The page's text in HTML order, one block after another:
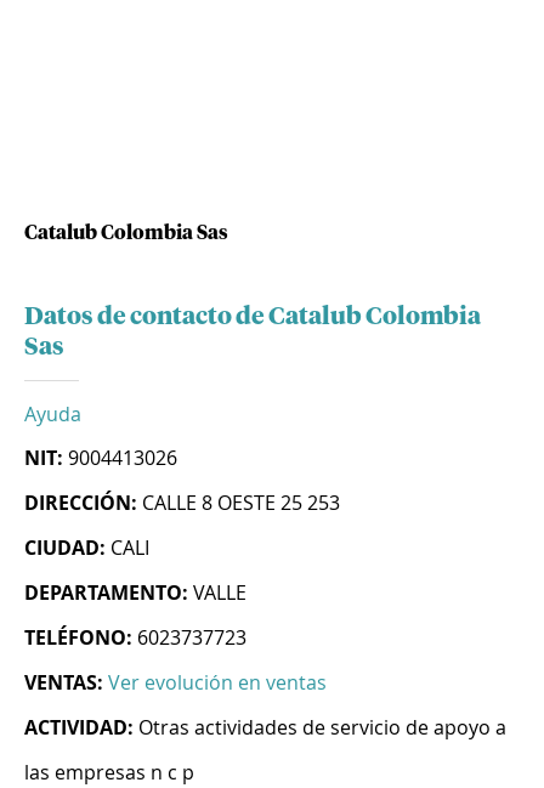
Catalub Colombia Sas
Datos de contacto de Catalub Colombia
Sas
Ayuda
NIT: 9004413026
DIRECCIÓN: CALLE 8 OESTE 25 253
CIUDAD: CALI
DEPARTAMENTO: VALLE
TELÉFONO: 6023737723
VENTAS: Ver evolución en ventas
ACTIVIDAD: Otras actividades de servicio de apoyo a
las empresas n c p